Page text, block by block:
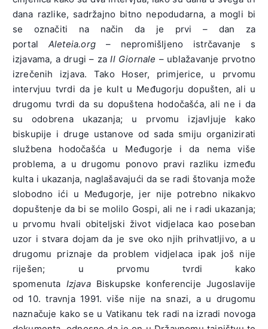
dana razlike, sadržajno bitno nepodudarna, a mogli bi
se označiti na način da je prvi – dan za
portal Aleteia.org – nepromišljeno istrčavanje s
izjavama, a drugi – zaIl Giornale – ublažavanje prvotno
izrečenih izjava. Tako Hoser, primjerice, u prvomu
intervjuu tvrdi da je kult u Međugorju dopušten, ali u
drugomu tvrdi da su dopuštena hodočašća, ali ne i da
su odobrena ukazanja; u prvomu izjavljuje kako
biskupije i druge ustanove od sada smiju organizirati
službena hodočašća u Međugorje i da nema više
problema, a u drugomu ponovo pravi razliku između
kulta i ukazanja, naglašavajući da se radi štovanja može
slobodno ići u Međugorje, jer nije potrebno nikakvo
dopuštenje da bi se molilo Gospi, ali ne i radi ukazanja;
u prvomu hvali obiteljski život vidjelaca kao poseban
uzor i stvara dojam da je sve oko njih prihvatljivo, a u
drugomu priznaje da problem vidjelaca ipak još nije
riješen; u prvomu tvrdi kako
spomenuta IzjavaBiskupske konferencije Jugoslavije
od 10. travnja 1991. više nije na snazi, a u drugomu
naznačuje kako se u Vatikanu tek radi na izradi novoga